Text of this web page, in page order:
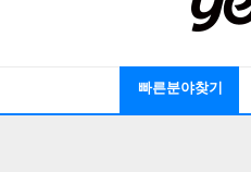
빠른분야찾기